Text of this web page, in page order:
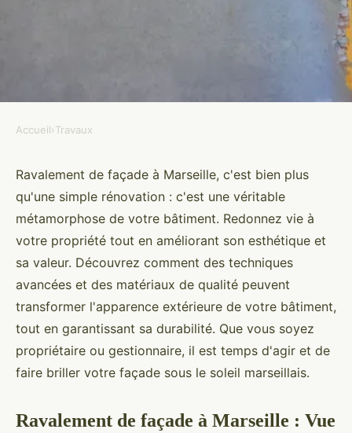
Ravalement de façade à
Marseille : redonnez vie à votre
bâtiment
Ismaël•3 décembre 2024•6 min de lecture
Accueil›Travaux
Ravalement de façade à Marseille, c'est bien plus
qu'une simple rénovation : c'est une véritable
métamorphose de votre bâtiment. Redonnez vie à
votre propriété tout en améliorant son esthétique et
sa valeur. Découvrez comment des techniques
avancées et des matériaux de qualité peuvent
transformer l'apparence extérieure de votre bâtiment,
tout en garantissant sa durabilité. Que vous soyez
propriétaire ou gestionnaire, il est temps d'agir et de
faire briller votre façade sous le soleil marseillais.
Ravalement de façade à Marseille : Vue